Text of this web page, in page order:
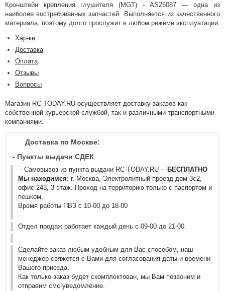
Кронштейн крепления глушителя (MGT) - AS25087 — одна из
наиболее востребованных запчастей. Выполняется из качественного
материала, поэтому долго прослужит в любом режиме эксплуатации.
Хар-ки
Доставка
Оплата
Отзывы
Вопросы
Магазин RC-TODAY.RU осуществляет доставку заказов как
собственной курьерской службой, так и различными транспортными
компаниями.
Доставка по Москве:
- Пункты выдачи СДЕК
- Самовывоз из пункта выдачи RC-TODAY.RU —БЕСПЛАТНО
Мы находимся: г. Москва, Электролитный проезд дом 3с2,
офис 243, 3 этаж. Проход на территорию только с паспортом и
пешком.
Время работы ПВЗ с 10-00 до 18-00
Отдел продаж работает каждый день с 09-00 до 21-00.
Сделайте заказ любым удобным для Вас способом, наш
менеджер свяжется с Вами для согласования даты и времени
Вашего приезда.
Как только заказ будет скомплектован, мы Вам позвоним и
отправим смс-уведомление.